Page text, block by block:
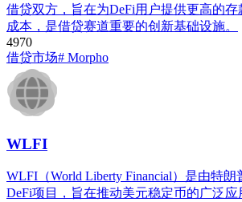
借贷双方，旨在为DeFi用户提供更高的
成本，是借贷赛道重要的创新基础设施。
4970
借贷市场# Morpho
WLFI
WLFI（World Liberty Financial）是由特
DeFi项目，旨在推动美元稳定币的广泛